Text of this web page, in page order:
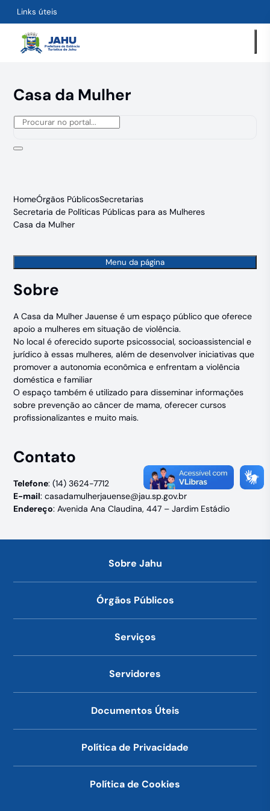
Links úteis
Casa da Mulher
HomeÓrgãos PúblicosSecretarias
Secretaria de Políticas Públicas para as Mulheres
Casa da Mulher
Menu da página
Sobre
A Casa da Mulher Jauense é um espaço público que oferece
apoio a mulheres em situação de violência.
No local é oferecido suporte psicossocial, socioassistencial e
jurídico à essas mulheres, além de desenvolver iniciativas que
promover a autonomia econômica e enfrentam a violência
doméstica e familiar
O espaço também é utilizado para disseminar informações
sobre prevenção ao câncer de mama, oferecer cursos
profissionalizantes e muito mais.
Contato
Telefone: (14) 3624-7712
E-mail:casadamulherjauense@jau.sp.gov.br
Endereço: Avenida Ana Claudina, 447 – Jardim Estádio
Sobre Jahu
Órgãos Públicos
Serviços
Servidores
Documentos Úteis
Política de Privacidade
Política de Cookies